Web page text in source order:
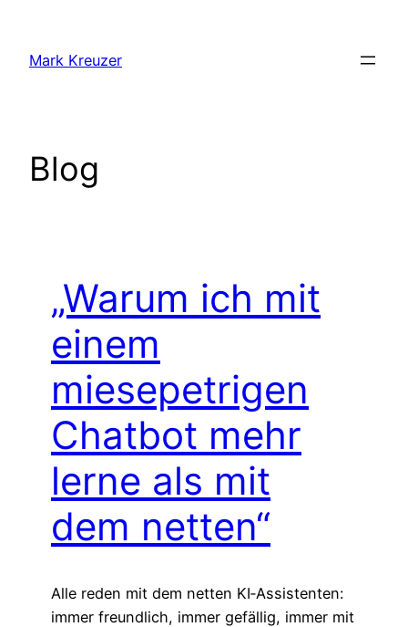
springen
Mark Kreuzer
Blog
„Warum ich mit
einem
miesepetrigen
Chatbot mehr
lerne als mit
dem netten“
Alle reden mit dem netten KI‑Assistenten:
immer freundlich, immer gefällig, immer mit